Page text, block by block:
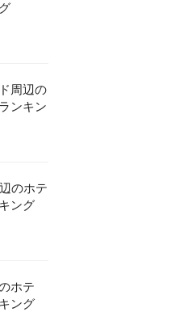
周辺の
ンキン
のホテ
ング
ホテ
ング